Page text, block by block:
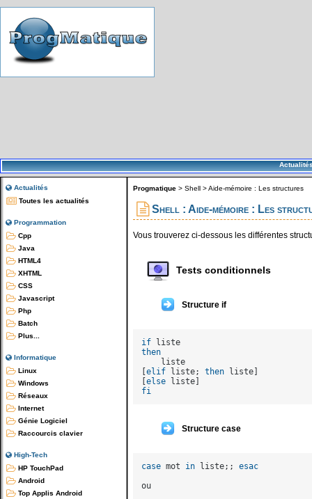
Actualités
Toutes les actualités
Programmation
Cpp
Java
HTML4
XHTML
CSS
Javascript
Php
Batch
Plus...
Informatique
Linux
Windows
Réseaux
Internet
Génie Logiciel
Raccourcis clavier
High-Tech
HP TouchPad
Android
Top Applis Android
Progmatique > Shell >Aide-mémoire : Les structures
Shell : Aide-mémoire : Les
Vous trouverez ci-dessous les différentes
Tests conditionnels
Structure if
if
then
    liste
[elif liste; then liste]
[else
fi
Structure case
case mot in liste;; esac
ou